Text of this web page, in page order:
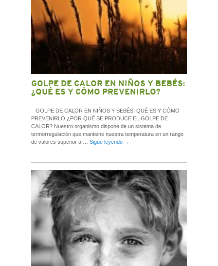
GOLPE DE CALOR EN NIÑOS Y BEBÉS:
¿QUÉ ES Y CÓMO PREVENIRLO?
GOLPE DE CALOR EN NIÑOS Y BEBÉS: QUÉ ES Y CÓMO
PREVENIRLO ¿POR QUÉ SE PRODUCE EL GOLPE DE
CALOR? Nuestro organismo dispone de un sistema de
termorregulación que mantiene nuestra temperatura en un rango
de valores superior a … Sigue leyendo →